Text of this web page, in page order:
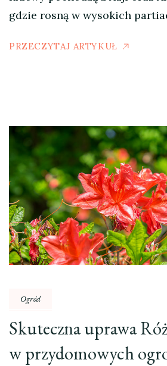
gdzie rosną w wysokich
PRZECZYTAJ ARTYKUŁ
Ogród
Skuteczna uprawa
w przydomowych